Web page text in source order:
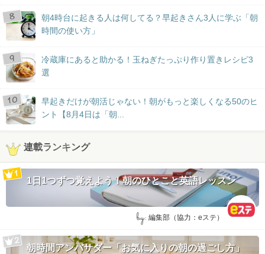
朝4時台に起きる人は何してる？早起きさん3人に学ぶ「朝
時間の使い方」
冷蔵庫にあると助かる！玉ねぎたっぷり作り置きレシピ3
選
早起きだけが朝活じゃない！朝がもっと楽しくなる50のヒ
ント【8月4日は「朝...
連載ランキング
1日1つずつ覚えよう！朝のひとこと英語レッスン
by: 編集部（協力：eステ）
朝時間アンバサダー「お気に入りの朝の過ごし方」